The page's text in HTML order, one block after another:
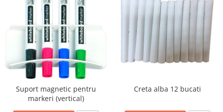
Suport magnetic pentru
markeri (vertical)
Creta alba 12 bucati